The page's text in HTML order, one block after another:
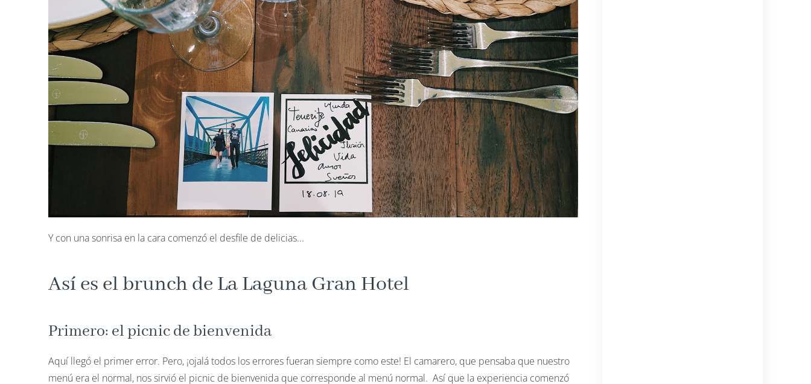
Y con una sonrisa en la cara comenzó el desfile de delicias...
Así es el brunch de La Laguna Gran Hotel
Primero: el picnic de bienvenida
Aquí llegó el primer error. Pero, ¡ojalá todos los errores fueran siempre como este! El camarero, que pensaba que nuestro
menú era el normal, nos sirvió el picnic de bienvenida que corresponde al menú normal. Así que la experiencia comenzó